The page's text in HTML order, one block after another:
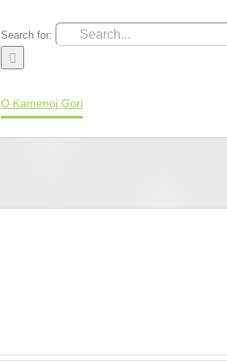
Search for:
O Kamenoj Gori